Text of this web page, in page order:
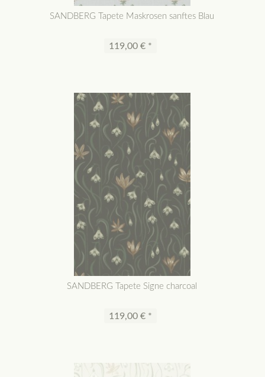
SANDBERG Tapete Maskrosen sanftes Blau
119,00 € *
SANDBERG Tapete Signe charcoal
119,00 € *